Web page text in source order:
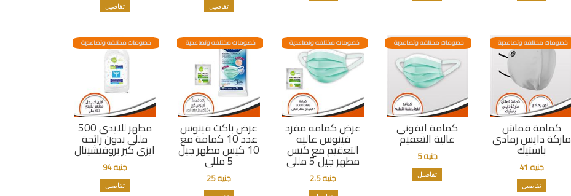
تفاصيل تفاصيل
كمامة قماش
ماركة دايس رمادى
باستيك
خصومات مختلفه وتصاعدية
جنيه 41
تفاصيل
كمامة ايفونى
عالية التعقيم
خصومات مختلفه وتصاعدية
جنيه 5
تفاصيل
عرض كمامه مفرد
فينوس عاليه
التعقيم مع كيس
مطهر جيل 5 مللى
خصومات مختلفه وتصاعدية
جنيه 2.5
عرض باكت فينوس
عدد 10 كمامة مع
10 كيس مطهر جيل
5 مللى
خصومات مختلفه وتصاعدية
جنيه 25
مطهر للايدى 500
مللى بدون رائحة
ايزى كير بروفيشينال
خصومات مختلفه وتصاعدية
جنيه 94
تفاصيل